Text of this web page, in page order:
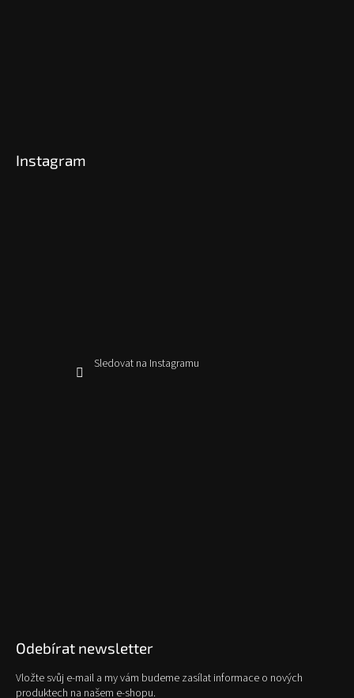
Instagram
Sledovat na Instagramu
Odebírat newsletter
Vložte svůj e-mail a my vám budeme zasílat informace o nových
produktech na našem e-shopu.